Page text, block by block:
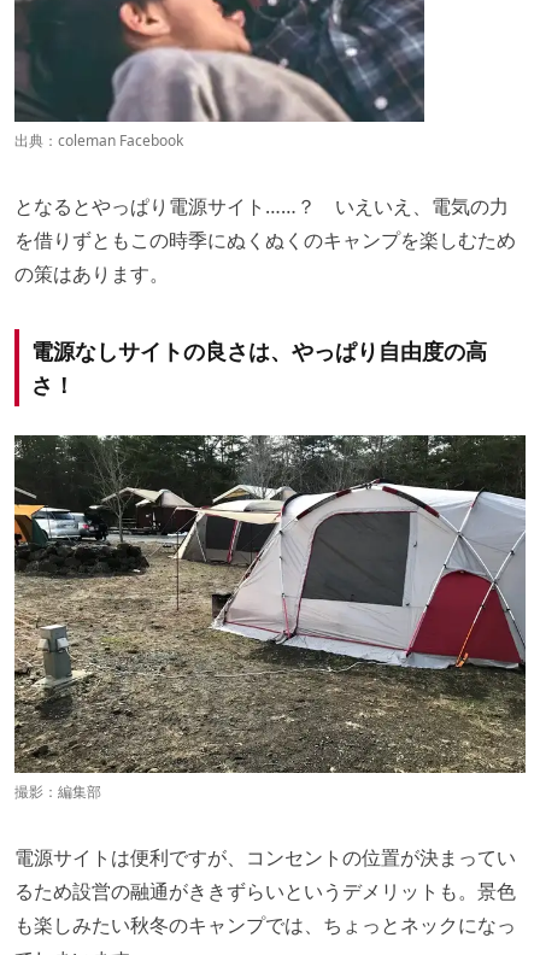
出典： coleman Facebook
となるとやっぱり電源サイト……？ いえいえ、電気の力
を借りずともこの時季にぬくぬくのキャンプを楽しむため
の策はあります。
電源なしサイトの良さは、やっぱり自由度の高
さ！
撮影：編集部
電源サイトは便利ですが、コンセントの位置が決まってい
るため設営の融通がききずらいというデメリットも。景色
も楽しみたい秋冬のキャンプでは、ちょっとネックになっ